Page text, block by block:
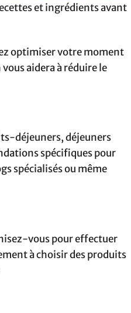
et ingrédients avant
optimiser votre moment
aidera à réduire le
déjeuners, déjeuners
spécifiques pour
spécialisés ou même
vous pour effectuer
à choisir des produits